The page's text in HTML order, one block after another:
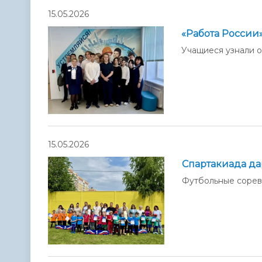
15.05.2026
«Работа
Учащиеся узнали
15.05.2026
Спартакиада
Футбольные